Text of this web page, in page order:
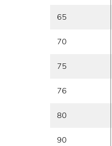
65
70
75
76
80
90